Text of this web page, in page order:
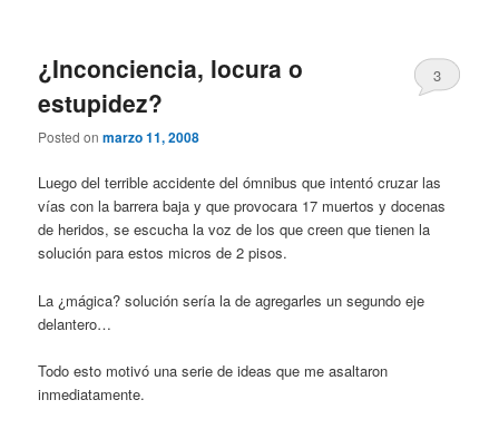
¿Inconciencia, locura o
estupidez?
Posted onmarzo 11, 2008
3
Luego del terrible accidente del ómnibus que intentó cruzar las
vías con la barrera baja y que provocara 17 muertos y docenas
de heridos, se escucha la voz de los que creen que tienen la
solución para estos micros de 2 pisos.
La ¿mágica? solución sería la de agregarles un segundo eje
delantero…
Todo esto motivó una serie de ideas que me asaltaron
inmediatamente.